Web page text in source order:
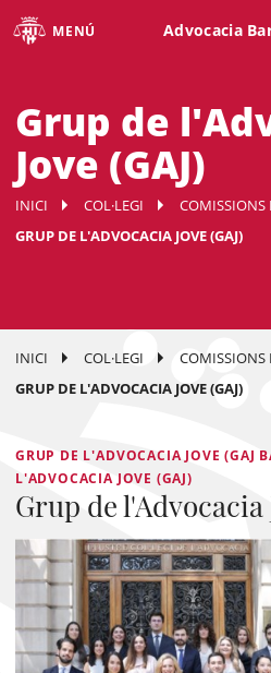
MENÚ Advocacia
Grup de
Jove (GAJ)
INICI COL·LEGI
COMISSIONS
GRUP DE L'ADVOCACIA JOVE (GAJ)
INICI COL·LEGI
COMISSIONS
GRUP DE L'ADVOCACIA JOVE (GAJ)
GRUP DE L'ADVOCACIA JOVE (GAJ
L'ADVOCACIA JOVE (GAJ)
Grup de l'Advocacia